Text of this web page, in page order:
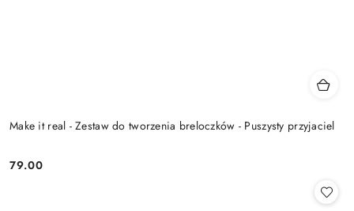
Make it real - Zestaw do tworzenia breloczków - Puszysty przyjaciel
Cena:
79.00